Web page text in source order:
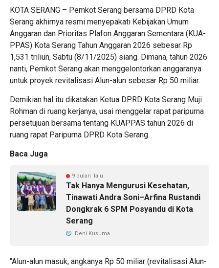
KOTA SERANG – Pemkot Serang bersama DPRD Kota
Serang akhirnya resmi menyepakati Kebijakan Umum
Anggaran dan Prioritas Plafon Anggaran Sementara (KUA-
PPAS) Kota Serang Tahun Anggaran 2026 sebesar Rp
1,531 triliun, Sabtu (8/11/2025) siang. Dimana, tahun 2026
nanti, Pemkot Serang akan menggelontorkan anggaranya
untuk proyek revitalisasi Alun-alun sebesar Rp 50 miliar.
Demikian hal itu dikatakan Ketua DPRD Kota Serang Muji
Rohman di ruang kerjanya, usai menggelar rapat paripurna
persetujuan bersama tentang KUAPPAS tahun 2026 di
ruang rapat Paripurna DPRD Kota Serang.
Baca Juga
9 bulan lalu
Tak Hanya Mengurusi Kesehatan,
Tinawati Andra Soni–Arfina Rustandi
Dongkrak 6 SPM Posyandu di Kota
Serang
Deni Kusuma
“Alun-alun masuk, angkanya Rp 50 miliar (revitalisasi Alun-